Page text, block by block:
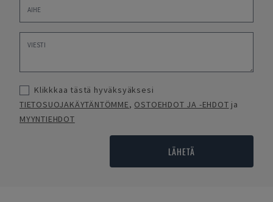
Klikkkaa tästä hyväksyäksesi
TIETOSUOJAKÄYTÄNTÖMME, OSTOEHDOT JA -EHDOT ja
MYYNTIEHDOT
LÄHETÄ